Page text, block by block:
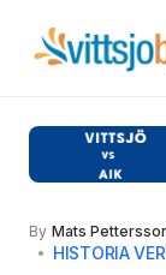
By Mats
HISTORIA